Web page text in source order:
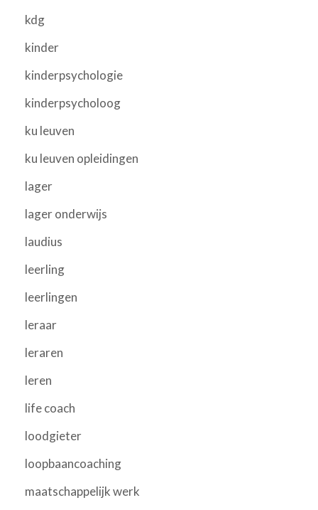
kdg
kinder
kinderpsychologie
kinderpsycholoog
ku leuven
ku leuven opleidingen
lager
lager onderwijs
laudius
leerling
leerlingen
leraar
leraren
leren
life coach
loodgieter
loopbaancoaching
maatschappelijk werk